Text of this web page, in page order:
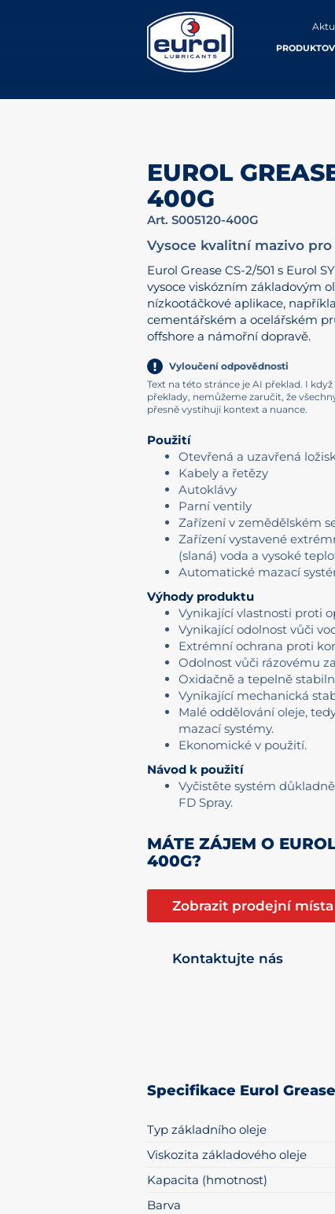
EUROL
400G
Art. S005120-400G
Vysoce kvalitní mazivo
Eurol Grease CS-2/501 s Eurol
vysoce viskózním základovým
nízkootáčkové aplikace,
cementářském a ocelářském
offshore a námořní dopravě.
Vyloučení odpovědnosti
Text na této stránce je AI překlad. I
překlady, nemůžeme zaručit, že
přesně vystihují kontext a nuance.
Použití
Otevřená a uzavřená
Kabely a řetězy
Autoklávy
Parní ventily
Zařízení v zemědělském
Zařízení vystavené
(slaná) voda a vysoké
Automatické mazací
Výhody produktu
Vynikající vlastnosti proti
Vynikající odolnost vůči
Extrémní ochrana proti
Odolnost vůči rázovému
Oxidačně a tepelně
Vynikající mechanická
Malé oddělování oleje,
mazací systémy.
Ekonomické v použití.
Návod k použití
Vyčistěte systém
FD Spray.
MÁTE ZÁJEM O
400G?
Zobrazit prodejní místa
Kontaktujte nás
Specifikace Eurol
Typ základního oleje
Viskozita základového oleje
Kapacita (hmotnost)
Barva